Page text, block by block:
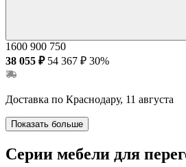
1600 900 750
38 055 ₽ 54 367 ₽ 30%
Доставка по Краснодару, 11 августа
Показать больше
Серии мебели для